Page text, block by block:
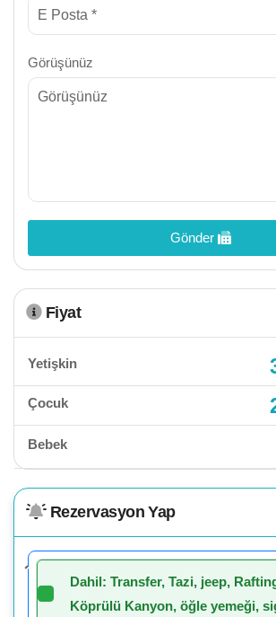
Görüşünüz
Gönder
Fiyat
Yetişkin
Çocuk
Bebek
Rezervasyon Yap
Dahil: Transfer, Tazi, jeep,
Köprülü Kanyon, öğle yemeği,